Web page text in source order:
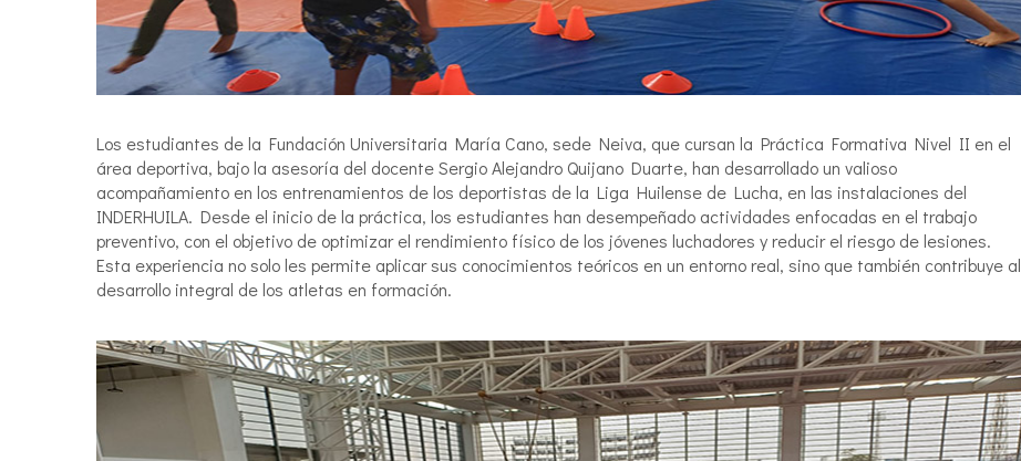
Los estudiantes de la Fundación Universitaria María Cano, sede Neiva, que cursan la Práctica Formativa Nivel II en el
área deportiva, bajo la asesoría del docente Sergio Alejandro Quijano Duarte, han desarrollado un valioso
acompañamiento en los entrenamientos de los deportistas de la Liga Huilense de Lucha, en las instalaciones del
INDERHUILA. Desde el inicio de la práctica, los estudiantes han desempeñado actividades enfocadas en el trabajo
preventivo, con el objetivo de optimizar el rendimiento físico de los jóvenes luchadores y reducir el riesgo de lesiones.
Esta experiencia no solo les permite aplicar sus conocimientos teóricos en un entorno real, sino que también contribuye al
desarrollo integral de los atletas en formación.